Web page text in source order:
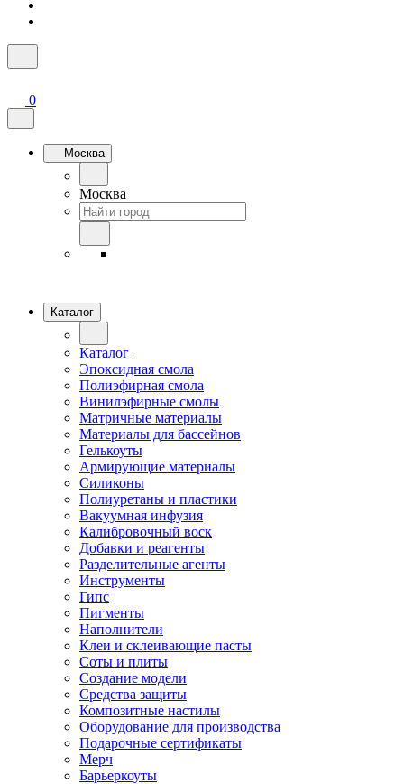
0
Москва
Москва
Каталог
Каталог
Эпоксидная смола
Полиэфирная смола
Винилэфирные смолы
Матричные материалы
Материалы для бассейнов
Гелькоуты
Армирующие материалы
Силиконы
Полиуретаны и пластики
Вакуумная инфузия
Калибровочный воск
Добавки и реагенты
Разделительные агенты
Инструменты
Гипс
Пигменты
Наполнители
Клеи и склеивающие пасты
Соты и плиты
Создание модели
Средства защиты
Композитные настилы
Оборудование для производства
Подарочные сертификаты
Мерч
Барьеркоуты